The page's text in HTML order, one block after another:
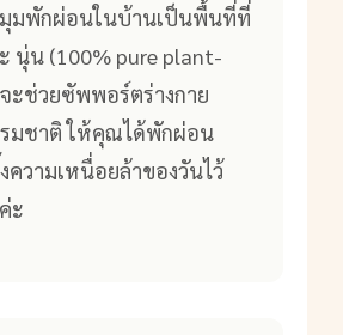
มุมพักผ่อนในบ้านเป็นพื้นที่ที่
นุ่น (100% pure plant-
ะช่วยซัพพอร์ตร่างกาย
รมชาติ ให้คุณได้พักผ่อน
วามเหนื่อยล้าของวันไว้
ะ